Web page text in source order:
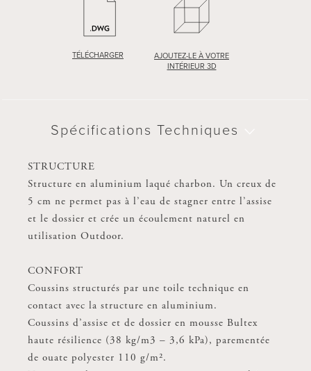
TÉLÉCHARGER
AJOUTEZ-LE À VOTRE
INTÉRIEUR 3D
Spécifications Techniques
STRUCTURE
Structure en aluminium laqué charbon. Un creux de
5 cm ne permet pas à l’eau de stagner entre l’assise
et le dossier et crée un écoulement naturel en
utilisation Outdoor.
CONFORT
Coussins structurés par une toile technique en
contact avec la structure en aluminium.
Coussins d’assise et de dossier en mousse Bultex
haute résilience (38 kg/m3 – 3,6 kPa), parementée
de ouate polyester 110 g/m².
TÉLÉCHARGER
AJOUTEZ-LE À VOTRE
INTÉRIEUR 3D
Spécifications Techniques
STRUCTURE
Structure en aluminium laqué charbon. Un creux de
5 cm ne permet pas à l’eau de stagner entre l’assise
et le dossier et crée un écoulement naturel en
utilisation Outdoor.
CONFORT
Coussins structurés par une toile technique en
contact avec la structure en aluminium.
Coussins d’assise et de dossier en mousse Bultex
haute résilience (38 kg/m3 – 3,6 kPa), parementée
de ouate polyester 110 g/m².